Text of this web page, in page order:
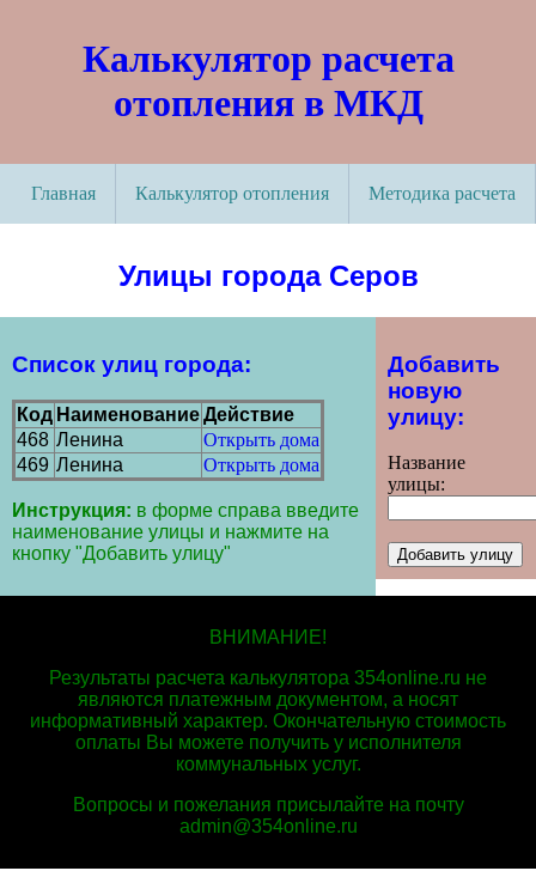
Калькулятор расчета
отопления в МКД
Главная Калькулятор отопления Методика расчета
Улицы города Серов
Список улиц города:
Код НаименованиеДействие
468 Ленина
Открыть дома
469 Ленина Открыть дома
Инструкция: в форме справа введите
наименование улицы и нажмите на
кнопку "Добавить улицу"
Добавить
новую
улицу:
Название
улицы:
ВНИМАНИЕ!
Результаты расчета калькулятора 354online.ru не
являются платежным документом, а носят
информативный характер. Окончательную стоимость
оплаты Вы можете получить у исполнителя
коммунальных услуг.
Вопросы и пожелания присылайте на почту
admin@354online.ru